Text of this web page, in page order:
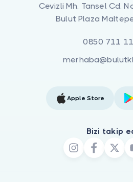
Cevizli Mh. Tansel Cd.
Bulut Plaza
0850 711
Apple Store
Bizi takip